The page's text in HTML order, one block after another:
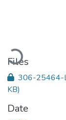
Loading...
Files
306-25464-
KB)
Date